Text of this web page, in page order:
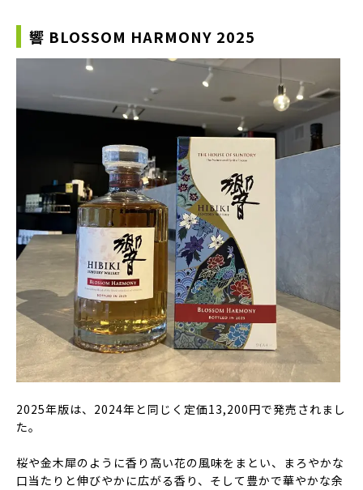
響 BLOSSOM HARMONY 2025
2025年版は、2024年と同じく定価13,200円で発売されまし
た。
桜や金木犀のように香り高い花の風味をまとい、まろやかな
口当たりと伸びやかに広がる香り、そして豊かで華やかな余